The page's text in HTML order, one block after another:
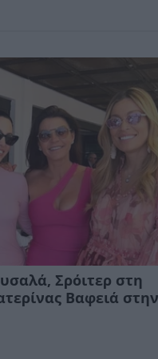
Σρόιτερ στη
Βαφειά στην